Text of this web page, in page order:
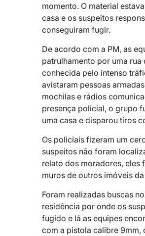
momento. O material
casa e os suspeitos
conseguiram fugir.
De acordo com a PM, as
patrulhamento por uma rua
conhecida pelo intenso
avistaram pessoas
mochilas e rádios
presença policial, o grupo
uma casa e disparou tiros
Os policiais fizeram um
suspeitos não foram
relato dos moradores, eles
muros de outros imóveis
Foram realizadas buscas
residência por onde os
fugido e lá as equipes
com a pistola calibre 9mm,